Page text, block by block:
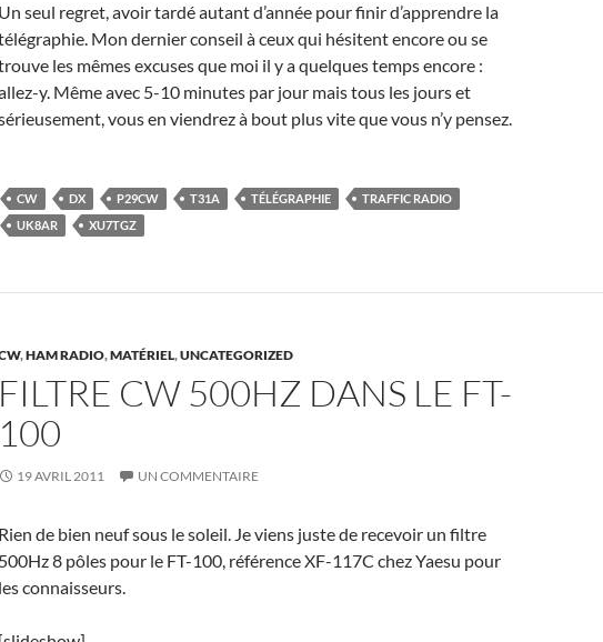
Un seul regret, avoir tardé autant d’année pour finir d’apprendre la
Mon dernier conseil à ceux qui hésitent encore ou se
les mêmes excuses que moi il y a quelques temps encore :
y. Même avec 5-10 minutes par jour mais tous les jours et
vous en viendrez à bout plus vite que vous n’y pensez.
CW DX P29CW T31A TÉLÉGRAPHIE
TRAFFIC RADIO
UK8AR
XU7TGZ
,HAM RADIO,MATÉRIEL,UNCATEGORIZED
FILTRE CW 500HZ DANS LE FT-
100
19 AVRIL 2011 UN COMMENTAIRE
Rien de bien neuf sous le soleil. Je viens juste de recevoir un filtre
500Hz 8 pôles pour le FT-100, référence XF-117C chez Yaesu pour
les connaisseurs.